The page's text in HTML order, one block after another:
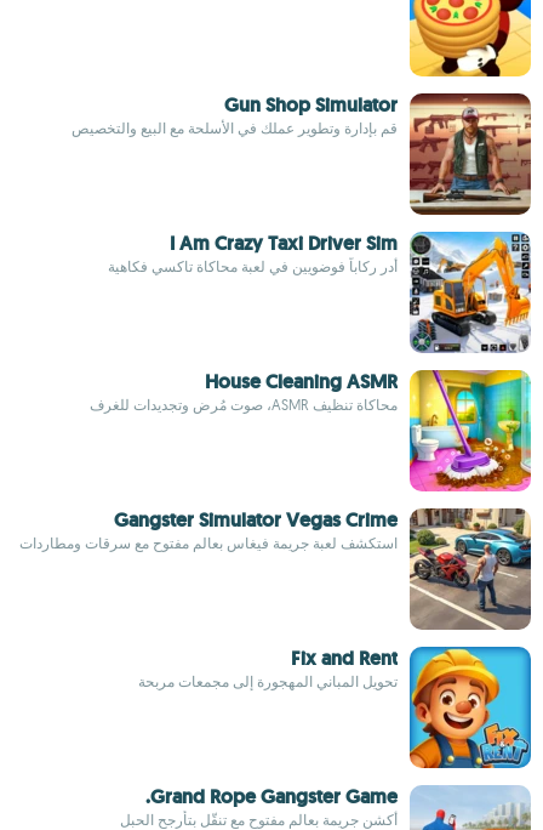
Gun Shop Simulator
قم بإدارة وتطوير عملك في الأسلحة مع البيع والتخصيص
I Am Crazy Taxi Driver Sim
أدر ركاباً فوضويين في لعبة محاكاة تاكسي فكاهية
House Cleaning ASMR
محاكاة تنظيف ASMR، صوت مُرضٍ وتجديدات للغرف
Gangster Simulator Vegas Crime
استكشف لعبة جريمة فيغاس بعالم مفتوح مع سرقات ومطاردات
Fix and Rent
تحويل المباني المهجورة إلى مجمعات مربحة
Grand Rope Gangster Game.
أكشن جريمة بعالم مفتوح مع تنقّل بتأرجح الحبل